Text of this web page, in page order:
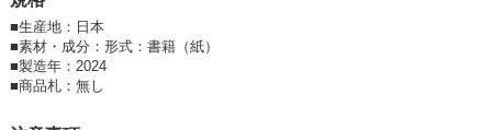
ます。本書を読み終えた後は、「結局、なにを言いたいのかわからない」
と指導教官や先輩、上司から指摘されることはなくなるでしょう。
【本書の対象読者】
・理工系の大学生、大学院生
・上記の方達を指導する立場の方
■生産地：日本
■素材・成分：形式：書籍（紙）
■製造年：2024
■商品札：無し